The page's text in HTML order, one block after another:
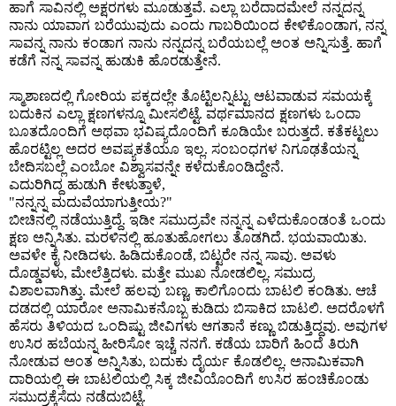
ಹಾಗೆ ಸಾವಿನಲ್ಲಿ ಅಕ್ಷರಗಳು ಮೂಡುತ್ತವೆ. ಎಲ್ಲಾ ಬರೆದಾದಮೇಲೆ ನನ್ನದನ್ನ
ನಾನು ಯಾವಾಗ ಬರೆಯುವುದು ಎಂದು ಗಾಬರಿಯಿಂದ ಕೇಳಿಕೊಂಡಾಗ, ನನ್ನ
ಸಾವನ್ನ ನಾನು ಕಂಡಾಗ ನಾನು ನನ್ನದನ್ನ ಬರೆಯಬಲ್ಲೆ ಅಂತ ಅನ್ನಿಸುತ್ತೆ. ಹಾಗೆ
ಕಡೆಗೆ ನನ್ನ ಸಾವನ್ನ ಹುಡುಕಿ ಹೊರಡುತ್ತೇನೆ.
ಸ್ಮಾಶಾಣದಲ್ಲಿ ಗೋರಿಯ ಪಕ್ಕದಲ್ಲೇ ತೊಟ್ಟಿಲನ್ನಿಟ್ಟು ಆಟವಾಡುವ ಸಮಯಕ್ಕೆ
ಬದುಕಿನ ಎಲ್ಲಾ ಕ್ಷಣಗಳನ್ನೂ ಮೀಸಲಿಟ್ಟೆ. ವರ್ಥಮಾನದ ಕ್ಷಣಗಳು ಒಂದಾ
ಬೂತದೊಂದಿಗೆ ಅಥವಾ ಭವಿಷ್ಯದೊಂದಿಗೆ ಕೂಡಿಯೇ ಬರುತ್ತದೆ. ಕತೆಕಟ್ಟಲು
ಹೊರಟ್ಟಿಲ್ಲ ಅದರ ಅವಷ್ಯಕತೆಯೂ ಇಲ್ಲ. ಸಂಬಂಧಗಳ ನಿಗೂಢತೆಯನ್ನ
ಬೇದಿಸಬಲ್ಲೆ ಎಂಬೋ ವಿಶ್ವಾಸವನ್ನೇ ಕಳೆದುಕೊಂಡಿದ್ದೇನೆ.
ಎದುರಿಗಿದ್ದ ಹುಡುಗಿ ಕೇಳುತ್ತಾಳೆ,
"ನನ್ನನ್ನ ಮದುವೆಯಾಗುತ್ತೀಯ?"
ಬೀಚಿನಲ್ಲಿ ನಡೆಯುತ್ತಿದ್ದೆ. ಇಡೀ ಸಮುದ್ರವೇ ನನ್ನನ್ನ ಎಳೆದುಕೊಂಡಂತೆ ಒಂದು
ಕ್ಷಣ ಅನ್ನಿಸಿತು. ಮರಳಿನಲ್ಲಿ ಹೂತುಹೋಗಲು ತೊಡಗಿದೆ. ಭಯವಾಯಿತು.
ಅವಳೇ ಕೈ ನೀಡಿದಳು. ಹಿಡಿದುಕೊಂಡೆ, ಬಿಟ್ಟರೇ ನನ್ನ ಸಾವು. ಅವಳು
ದೊಡ್ಡವಳು, ಮೇಲೆತ್ತಿದಳು. ಮತ್ತೇ ಮುಖ ನೋಡಲಿಲ್ಲ. ಸಮುದ್ರ
ವಿಶಾಲವಾಗಿತ್ತು. ಮೇಲೆ ಹಲವು ಬಣ್ಣ. ಕಾಲಿಗೊಂದು ಬಾಟಲಿ ಕಂಡಿತು. ಆಚೆ
ದಡದಲ್ಲಿ ಯಾರೋ ಅನಾಮಿಕನೊಬ್ಬ ಕುಡಿದು ಬಿಸಾಕಿದ ಬಾಟಲಿ. ಅದರೊಳಗೆ
ಹೆಸರು ತಿಳಿಯದ ಒಂದಿಷ್ಟು ಜೀವಿಗಳು ಆಗತಾನೆ ಕಣ್ಣು ಬಿಡುತ್ತಿದ್ದವು. ಅವುಗಳ
ಉಸಿರ ಹಬೆಯನ್ನ ಹೀರಿಸೋ ಇಚ್ಚೆ ನನಗೆ. ಕಡೆಯ ಬಾರಿಗೆ ಹಿಂದೆ ತಿರುಗಿ
ನೋಡುವ ಅಂತ ಅನ್ನಿಸಿತು, ಬದುಕು ದೈರ್ಯ ಕೊಡಲಿಲ್ಲ. ಅನಾಮಿಕವಾಗಿ
ದಾರಿಯಲ್ಲಿ ಈ ಬಾಟಲಿಯಲ್ಲಿ ಸಿಕ್ಕ ಜೀವಿಯೊಂದಿಗೆ ಉಸಿರ ಹಂಚಿಕೊಂಡು
ಸಮುದ್ರಕ್ಕೆಸೆದು ನಡೆದುಬಿಟ್ಟೆ.